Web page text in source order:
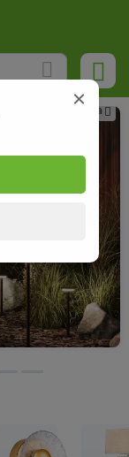
Реклама